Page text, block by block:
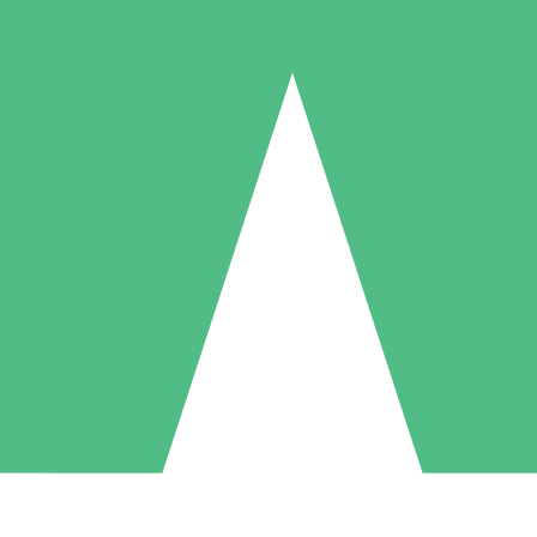
Individuella Kreditpaket
per användning med nedladdningskrediter. Inget månatligt åtagande
5 Nedladdningar
US$